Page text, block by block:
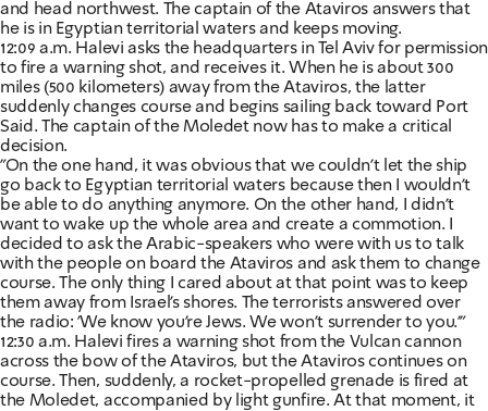
and head northwest. The captain of the Ataviros answers that
he is in Egyptian territorial waters and keeps moving.
12:09 a.m. Halevi asks the headquarters in Tel Aviv for permission
to fire a warning shot, and receives it. When he is about 300
miles (500 kilometers) away from the Ataviros, the latter
suddenly changes course and begins sailing back toward Port
Said. The captain of the Moledet now has to make a critical
decision.
"On the one hand, it was obvious that we couldn't let the ship
go back to Egyptian territorial waters because then I wouldn't
be able to do anything anymore. On the other hand, I didn't
want to wake up the whole area and create a commotion. I
decided to ask the Arabic-speakers who were with us to talk
with the people on board the Ataviros and ask them to change
course. The only thing I cared about at that point was to keep
them away from Israel's shores. The terrorists answered over
the radio: 'We know you're Jews. We won't surrender to you.'"
12:30 a.m. Halevi fires a warning shot from the Vulcan cannon
across the bow of the Ataviros, but the Ataviros continues on
course. Then, suddenly, a rocket-propelled grenade is fired at
the Moledet, accompanied by light gunfire. At that moment, it